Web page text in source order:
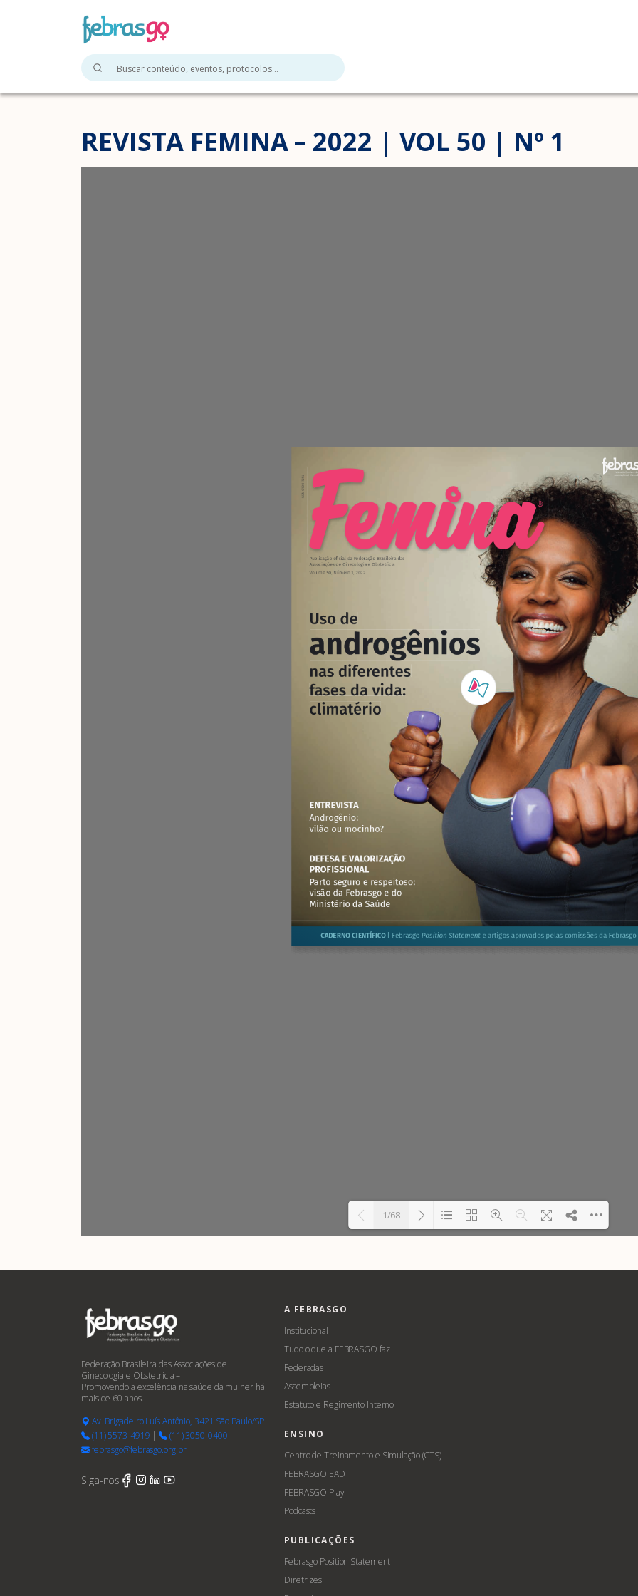
REVISTA FEMINA – 2022 | VOL 50 | Nº 1
1/68
Federação Brasileira das Associações de
Ginecologia e Obstetrícia –
Promovendo a excelência na saúde da mulher há
mais de 60 anos.
Av. Brigadeiro Luís Antônio, 3421 São Paulo/SP
(11) 5573-4919 |
(11) 3050-0400
febrasgo@febrasgo.org.br
Siga-nos
A FEBRASGO
Institucional
Tudo o que a FEBRASGO faz
Federadas
Assembleias
Estatuto e Regimento Interno
ENSINO
Centro de Treinamento e Simulação (CTS)
FEBRASGO EAD
FEBRASGO Play
Podcasts
PUBLICAÇÕES
Febrasgo Position Statement
Diretrizes